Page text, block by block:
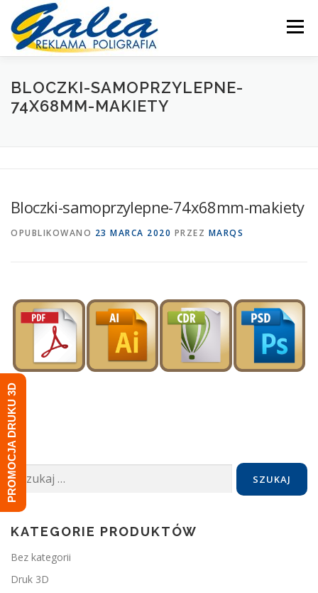
Przejdź
do
treści
Menu
OFERTA PRODUKTY SKLEP DRUKARNIA
BLOCZKI-SAMOPRZYLEPNE-
74X68MM-MAKIETY
Bloczki-samoprzylepne-74x68mm-makiety
OPUBLIKOWANO 23 MARCA 2020 PRZEZ MARQS
Szukaj:
KATEGORIE PRODUKTÓW
Bez kategorii
Druk 3D
PROMOCJA DRUKU 3D